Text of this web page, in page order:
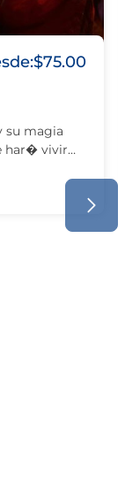
$75.00
su magia
har� vivir…